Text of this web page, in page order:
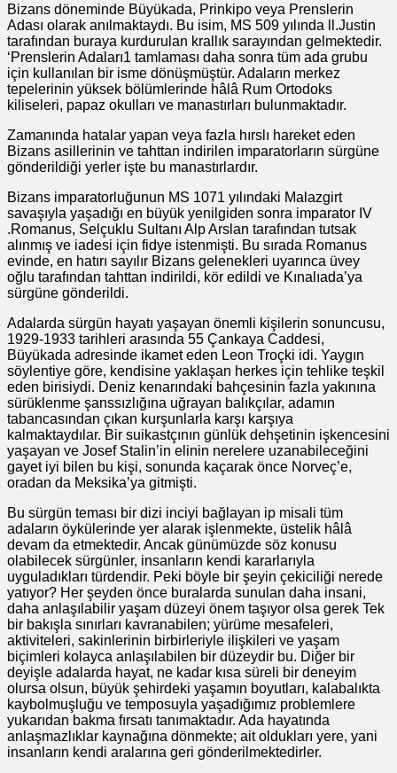
Bizans döneminde Büyükada, Prinkipo veya Prenslerin
Adası olarak anılmaktaydı. Bu isim, MS 509 yılında ll.Justin
tarafından buraya kurdurulan krallık sarayından gelmektedir.
‘Prenslerin Adaları1 tamlaması daha sonra tüm ada grubu
için kullanılan bir isme dönüşmüştür. Adaların merkez
tepelerinin yüksek bölümlerinde hâlâ Rum Ortodoks
kiliseleri, papaz okulları ve manastırları bulunmaktadır.
Zamanında hatalar yapan veya fazla hırslı hareket eden
Bizans asillerinin ve tahttan indirilen imparatorların sürgüne
gönderildiği yerler işte bu manastırlardır.
Bizans imparatorluğunun MS 1071 yılındaki Malazgirt
savaşıyla yaşadığı en büyük yenilgiden sonra imparator IV
.Romanus, Selçuklu Sultanı Alp Arslan tarafından tutsak
alınmış ve iadesi için fidye istenmişti. Bu sırada Romanus
evinde, en hatırı sayılır Bizans gelenekleri uyarınca üvey
oğlu tarafından tahttan indirildi, kör edildi ve Kınalıada’ya
sürgüne gönderildi.
Adalarda sürgün hayatı yaşayan önemli kişilerin sonuncusu,
1929-1933 tarihleri arasında 55 Çankaya Caddesi,
Büyükada adresinde ikamet eden Leon Troçki idi. Yaygın
söylentiye göre, kendisine yaklaşan herkes için tehlike teşkil
eden birisiydi. Deniz kenarındaki bahçesinin fazla yakınına
sürüklenme şanssızlığına uğrayan balıkçılar, adamın
tabancasından çıkan kurşunlarla karşı karşıya
kalmaktaydılar. Bir suikastçının günlük dehşetinin işkencesini
yaşayan ve Josef Stalin’in elinin nerelere uzanabileceğini
gayet iyi bilen bu kişi, sonunda kaçarak önce Norveç’e,
oradan da Meksika’ya gitmişti.
Bu sürgün teması bir dizi inciyi bağlayan ip misali tüm
adaların öykülerinde yer alarak işlenmekte, üstelik hâlâ
devam da etmektedir. Ancak günümüzde söz konusu
olabilecek sürgünler, insanların kendi kararlarıyla
uyguladıkları türdendir. Peki böyle bir şeyin çekiciliği nerede
yatıyor? Her şeyden önce buralarda sunulan daha insani,
daha anlaşılabilir yaşam düzeyi önem taşıyor olsa gerek Tek
bir bakışla sınırları kavranabilen; yürüme mesafeleri,
aktiviteleri, sakinlerinin birbirleriyle ilişkileri ve yaşam
biçimleri kolayca anlaşılabilen bir düzeydir bu. Diğer bir
deyişle adalarda hayat, ne kadar kısa süreli bir deneyim
olursa olsun, büyük şehirdeki yaşamın boyutları, kalabalıkta
kaybolmuşluğu ve temposuyla yaşadığımız problemlere
yukarıdan bakma fırsatı tanımaktadır. Ada hayatında
anlaşmazlıklar kaynağına dönmekte; ait oldukları yere, yani
insanların kendi aralarına geri gönderilmektedirler.